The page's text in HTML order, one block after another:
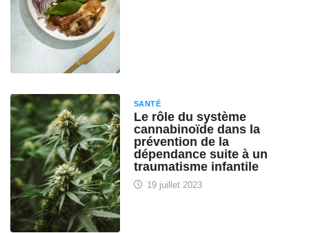
SANTÉ
Le rôle du système
cannabinoïde dans la
prévention de la
dépendance suite à un
traumatisme infantile
19 juillet 2023